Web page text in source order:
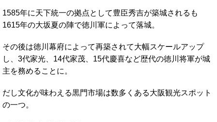
1585年に天下統一の拠点として豊臣秀吉が築城されるも
1615年の大坂夏の陣で徳川軍によって落城。
その後は徳川幕府によって再築されて大幅スケールアップ
し、3代家光、14代家茂、15代慶喜など歴代の徳川将軍が城
主を務めることに。
だし文化が味わえる黒門市場は数多くある大阪観光スポット
の一つ。